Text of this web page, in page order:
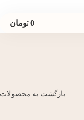
0 تومان
بازگشت به محصولات